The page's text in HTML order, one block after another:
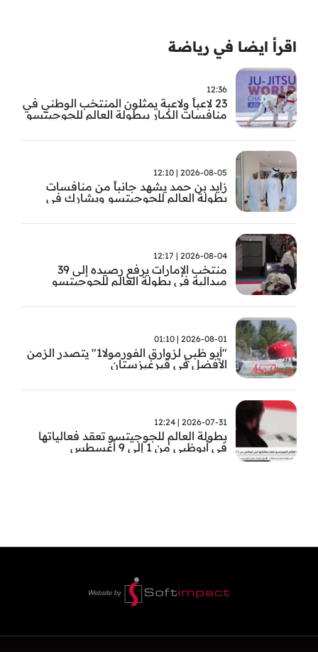
اقرأ ايضا في رياضة
12:36
23 لاعباً ولاعبة يمثلون المنتخب الوطني في
منافسات الكبار ببطولة العالم للجوجيتسو
2026-08-05 | 12:10
زايد بن حمد يشهد جانباً من منافسات
بطولة العالم للجوجيتسو ويشارك في
2026-08-04 | 12:17
منتخب الإمارات يرفع رصيده إلى 39
ميدالية في بطولة العالم للجوجيتسو
2026-08-01 | 01:10
"أبو ظبي لزوارق الفورمولا1" يتصدر الزمن
الأفضل في قيرغيزستان
2026-07-31 | 12:24
بطولة العالم للجوجيتسو تعقد فعالياتها
في أبوظبي من 1 إلى 9 أغسطس